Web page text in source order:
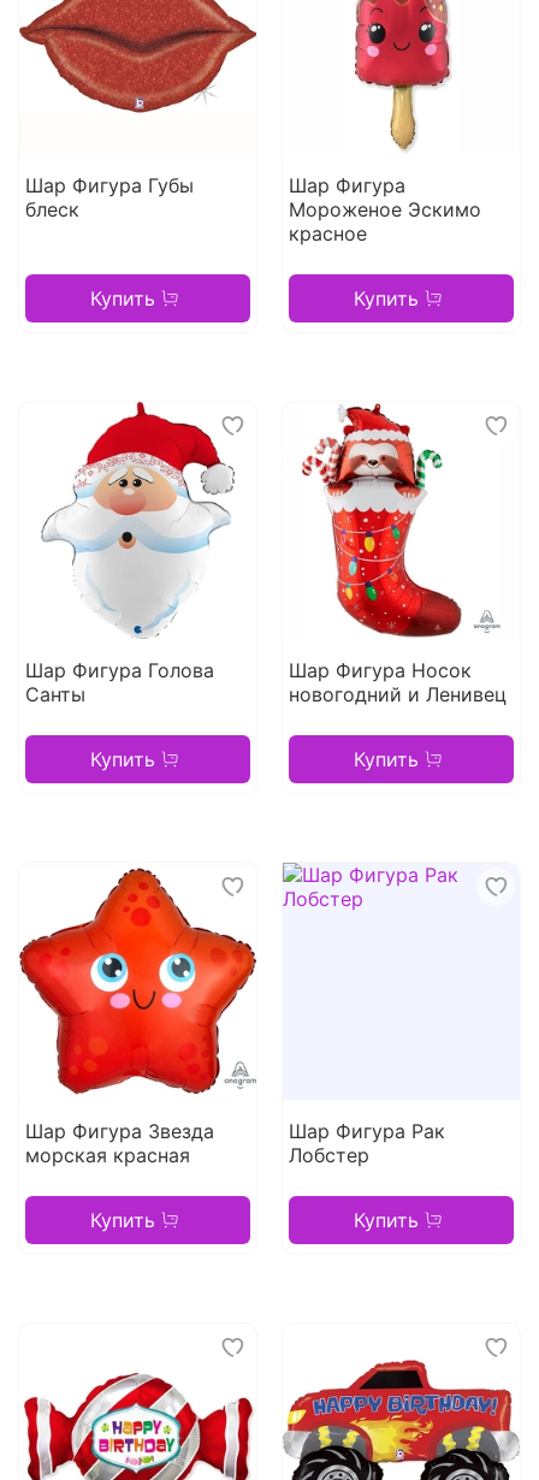
Шар Фигура Губы
блеск
Купить
Шар Фигура
Мороженое Эскимо
красное
Купить
Шар Фигура Голова
Санты
Купить
Шар Фигура Носок
новогодний и Ленивец
Купить
Шар Фигура Звезда
морская красная
Купить
Шар Фигура Рак
Лобстер
Купить